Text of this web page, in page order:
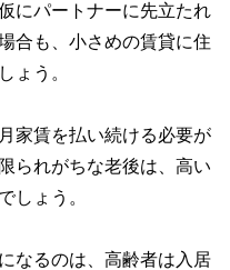
にパートナーに先立たれ
合も、小さめの賃貸に住
ょう。
家賃を払い続ける必要が
られがちな老後は、高い
しょう。
なるのは、高齢者は入居